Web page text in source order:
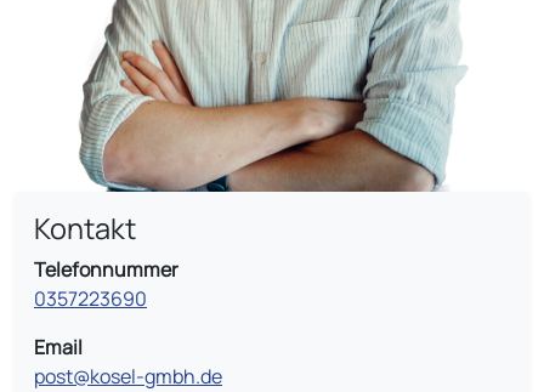
Kontakt
Telefonnummer
0357223690
Email
post@kosel-gmbh.de